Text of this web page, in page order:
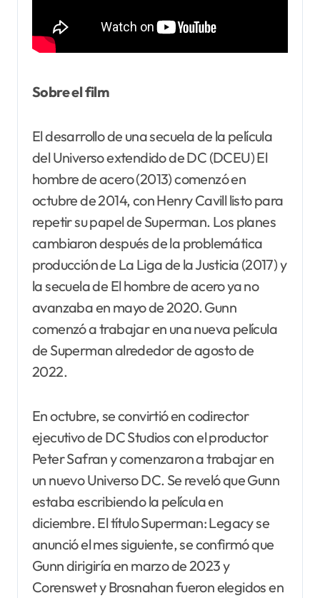
Sobre el film
El desarrollo de una secuela de la película
del Universo extendido de DC (DCEU) El
hombre de acero (2013) comenzó en
octubre de 2014, con Henry Cavill listo para
repetir su papel de Superman. Los planes
cambiaron después de la problemática
producción de La Liga de la Justicia (2017) y
la secuela de El hombre de acero ya no
avanzaba en mayo de 2020. Gunn
comenzó a trabajar en una nueva película
de Superman alrededor de agosto de
2022.
En octubre, se convirtió en codirector
ejecutivo de DC Studios con el productor
Peter Safran y comenzaron a trabajar en
un nuevo Universo DC. Se reveló que Gunn
estaba escribiendo la película en
diciembre. El título Superman: Legacy se
anunció el mes siguiente, se confirmó que
Gunn dirigiría en marzo de 2023 y
Corenswet y Brosnahan fueron elegidos en